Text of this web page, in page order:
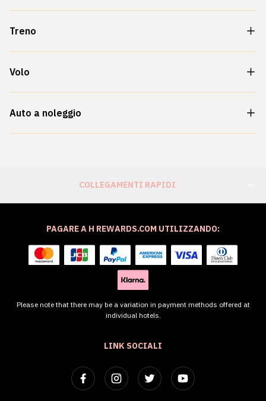
Treno
Volo
Auto a noleggio
COLLEGAMENTI RAPIDI
LINK SOCIALI
PAGARE A H REWARDS.COM UTILIZZANDO:
Please note that there may be a variation in payment methods offered at
individual hotels.